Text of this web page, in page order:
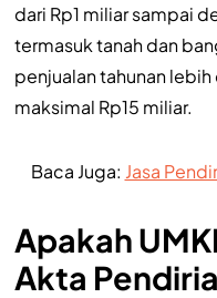
dari Rp1 miliar sampai
termasuk tanah dan
penjualan tahunan
maksimal Rp15 miliar.
Baca Juga: Jasa
Apakah
Akta